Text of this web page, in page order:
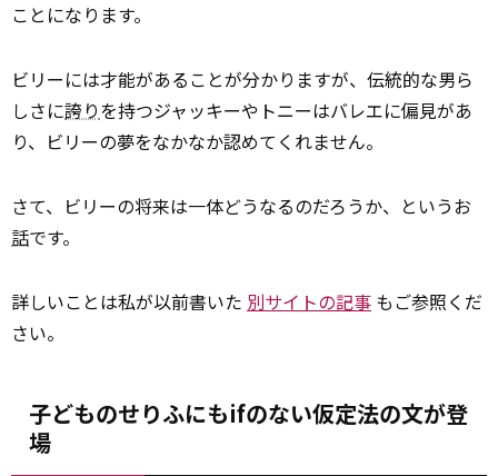
ことになります。
ビリーには才能があることが分かりますが、伝統的な男ら
しさに誇りを持つジャッキーやトニーはバレエに偏見があ
り、ビリーの夢をなかなか認めてくれません。
さて、ビリーの将来は一体どうなるのだろうか、というお
話です。
詳しいことは私が以前書いた 別サイトの記事 もご参照くだ
さい。
子どものせりふにもifのない仮定法の文が登
場